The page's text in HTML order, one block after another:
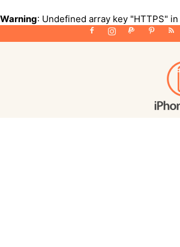
Warning: Undefined array key "HTTPS" in